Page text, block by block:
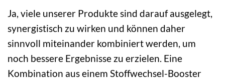
Ja, viele unserer Produkte sind darauf ausgelegt,
synergistisch zu wirken und können daher
sinnvoll miteinander kombiniert werden, um
noch bessere Ergebnisse zu erzielen. Eine
Kombination aus einem Stoffwechsel-Booster